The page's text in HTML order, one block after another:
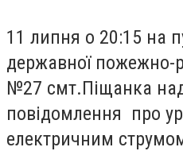
11 липня о 20:15 на
державної пожежно-
№27 смт.Піщанка
повідомлення про
електричним